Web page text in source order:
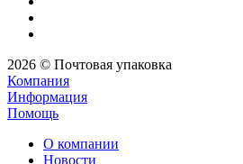
2026 © Почтовая упаковка
Компания
Информация
Помощь
О компании
Новости